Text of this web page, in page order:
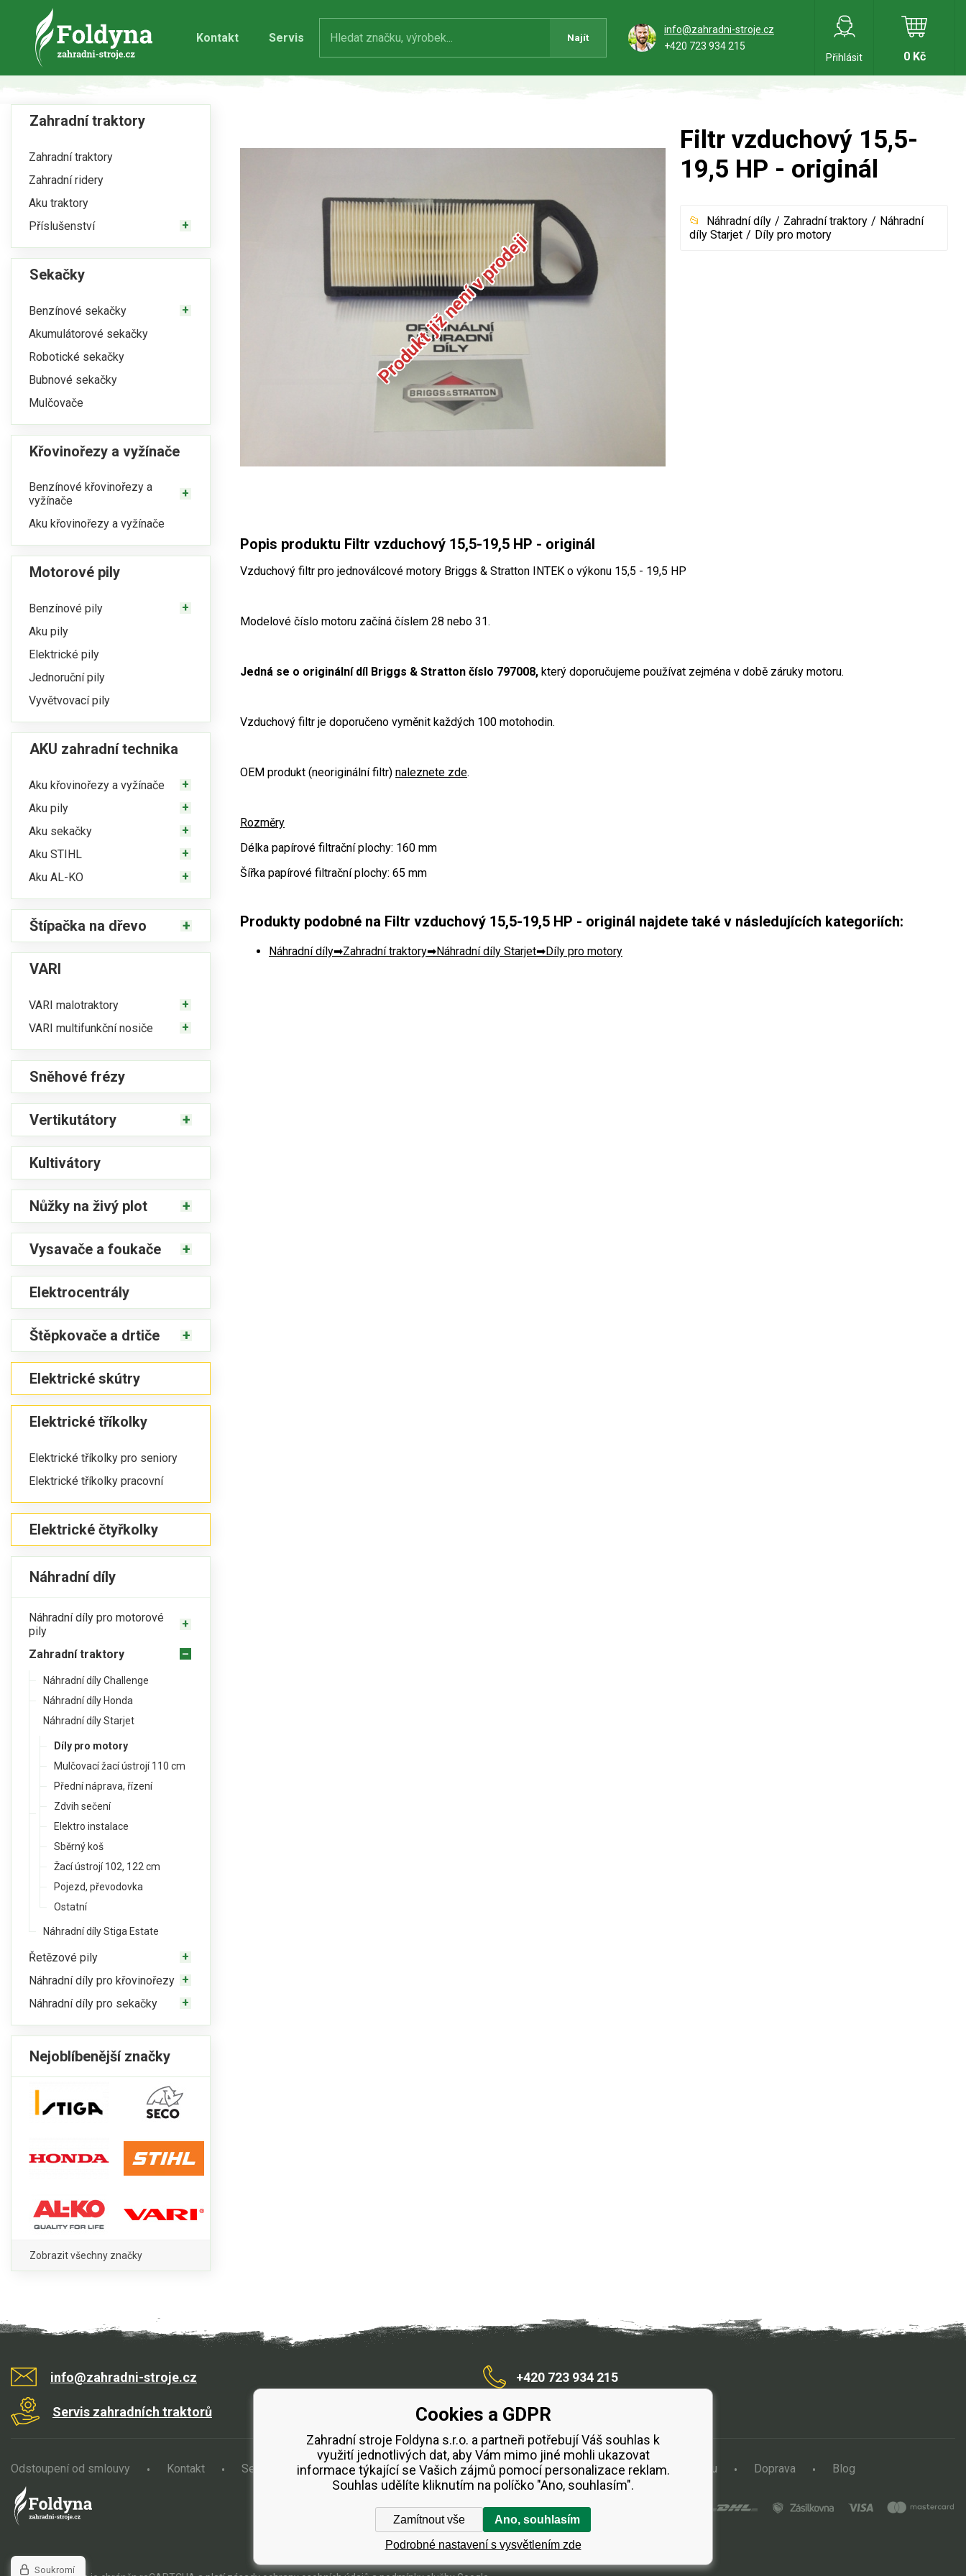
Kontakt Servis Najít
info@zahradni-stroje.cz
+420 723 934 215
Přihlásit
0 Kč
Zahradní traktory
Zahradní traktory
Zahradní ridery
Aku traktory
Příslušenství
Sekačky
Benzínové sekačky
Akumulátorové sekačky
Robotické sekačky
Bubnové sekačky
Mulčovače
Křovinořezy a vyžínače
Benzínové křovinořezy a
vyžínače
Aku křovinořezy a vyžínače
Motorové pily
Benzínové pily
Aku pily
Elektrické pily
Jednoruční pily
Vyvětvovací pily
AKU zahradní technika
Aku křovinořezy a vyžínače
Aku pily
Aku sekačky
Aku STIHL
Aku AL-KO
Štípačka na dřevo
VARI
VARI malotraktory
VARI multifunkční nosiče
Sněhové frézy
Vertikutátory
Kultivátory
Nůžky na živý plot
Vysavače a foukače
Elektrocentrály
Štěpkovače a drtiče
Elektrické skútry
Elektrické tříkolky
Elektrické tříkolky pro seniory
Elektrické tříkolky pracovní
Elektrické čtyřkolky
Náhradní díly
Náhradní díly pro motorové
pily
Zahradní traktory
Náhradní díly Challenge
Náhradní díly Honda
Náhradní díly Starjet
Díly pro motory
Mulčovací žací ústrojí 110 cm
Přední náprava, řízení
Zdvih sečení
Elektro instalace
Sběrný koš
Žací ústrojí 102, 122 cm
Pojezd, převodovka
Ostatní
Náhradní díly Stiga Estate
Řetězové pily
Náhradní díly pro křovinořezy
Náhradní díly pro sekačky
Nejoblíbenější značky
Zobrazit všechny značky
Produkt již není v prodeji
Filtr vzduchový 15,5-
19,5 HP - originál
Náhradní díly Zahradní traktory
Náhradní
díly Starjet
Díly pro motory
Popis produktu Filtr vzduchový 15,5-19,5 HP - originál
Vzduchový filtr pro jednoválcové motory Briggs & Stratton INTEK o výkonu 15,5 - 19,5 HP
Modelové číslo motoru začíná číslem 28 nebo 31.
Jedná se o originální díl Briggs & Stratton číslo 797008, který doporučujeme používat zejména v době záruky motoru.
Vzduchový filtr je doporučeno vyměnit každých 100 motohodin.
OEM produkt (neoriginální filtr) naleznete zde.
Rozměry
Délka papírové filtrační plochy: 160 mm
Šířka papírové filtrační plochy: 65 mm
Produkty podobné na Filtr vzduchový 15,5-19,5 HP - originál najdete také v následujících kategoriích:
Náhradní díly Zahradní traktory Náhradní díly Starjet Díly pro motory
info@zahradni-stroje.cz
Servis zahradních traktorů /zahradnístroje
+420 723 934 215
Odstoupení od smlouvy Kontakt Servis Obchodní podmínky Splátkový prodej ESSOX Půjčovna vertikutátoru Doprava Blog
Tvorbu webové stránky zajistilBINARGON.cz
Cookies a GDPR
Zahradní stroje Foldyna s.r.o. a partneři potřebují Váš souhlas k
využití jednotlivých dat, aby Vám mimo jiné mohli ukazovat
informace týkající se Vašich zájmů pomocí personalizace reklam.
Souhlas udělíte kliknutím na políčko "Ano, souhlasím".
Zamítnout vše Ano, souhlasím
Podrobné nastavení s vysvětlením zde
Soukromí